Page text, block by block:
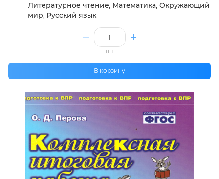
Литературное чтение, Математика, Окружающий
мир, Русский язык
шт
В корзину